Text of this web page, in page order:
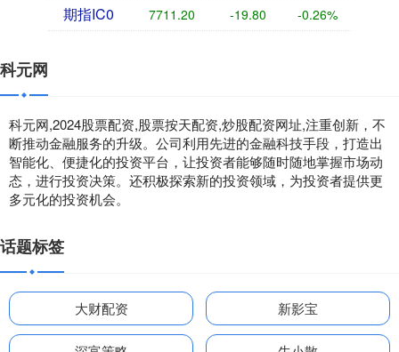
期指IC0 7711.20 -19.80 -0.26%
科元网
科元网,2024股票配资,股票按天配资,炒股配资网址,注重创新，不
断推动金融服务的升级。公司利用先进的金融科技手段，打造出
智能化、便捷化的投资平台，让投资者能够随时随地掌握市场动
态，进行投资决策。还积极探索新的投资领域，为投资者提供更
多元化的投资机会。
话题标签
大财配资 新影宝